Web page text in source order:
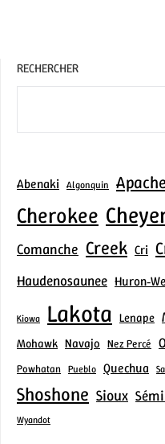
RECHERCHER
Abenaki Algonquin Apache
Cherokee
Comanche Creek Cri
Haudenosaunee
Kiowa Lakota Lenape
Mohawk Navajo Nez Percé
Powhatan Pueblo Quechua
Shoshone Sioux
Wyandot